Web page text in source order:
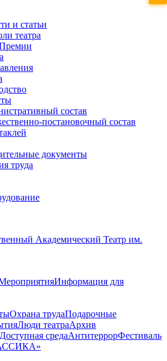
и статьи
театра
состав
постановочный состав
документы
труда
Информация для
Охрана трудаПодарочные
Люди театраАрхив
Доступная средаАнтитеррорФестиваль